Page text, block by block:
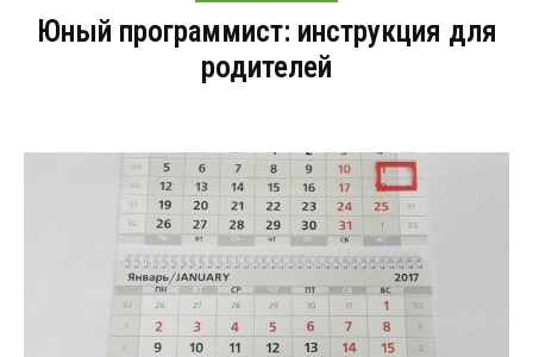
Юный программист: инструкция для
родителей